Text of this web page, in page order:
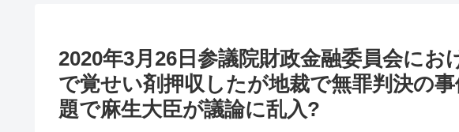
2020年3月26日参議院財政金融委員会に
で覚せい剤押収したが地裁で無罪判決の
題で麻生大臣が議論に乱入?